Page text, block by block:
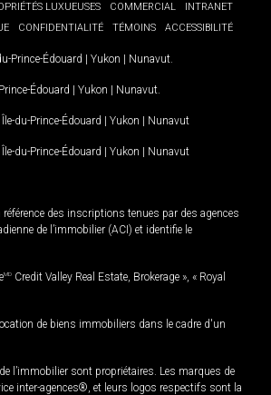
LUXUEUSES COMMERCIAL
INTRANET
CONFIDENTIALITÉ TÉMOINS ACCESSIBILITÉ
Prince-Édouard | Yukon | Nunavut.
Édouard | Yukon | Nunavut.
Île-du-Prince-Édouard | Yukon | Nunavut
Île-du-Prince-Édouard | Yukon | Nunavut
des inscriptions tenues par des agences
de l’immobilier (ACI) et identifie le
MD Credit Valley Real Estate, Brokerage », « Royal
de biens immobiliers dans le cadre d'un
l’immobilier sont propriétaires. Les marques de
inter-agences®, et leurs logos respectifs sont la